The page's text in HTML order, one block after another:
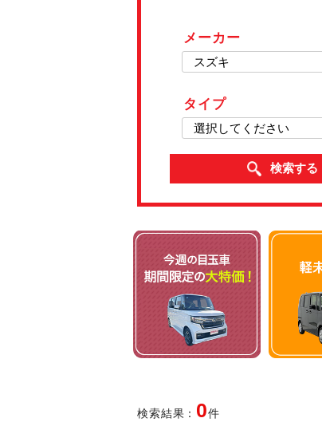
メーカー
タイプ
検索結果： 0件